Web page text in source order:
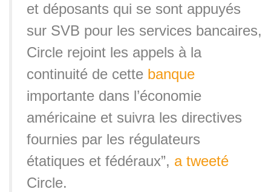
et déposants qui se sont appuyés
sur SVB pour les services bancaires,
Circle rejoint les appels à la
continuité de cette banque
importante dans l’économie
américaine et suivra les directives
fournies par les régulateurs
étatiques et fédéraux”, a tweeté
Circle.